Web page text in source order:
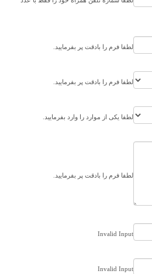
لطفا فرم را بادقت پر بفرمایید.
لطفا فرم را بادقت پر بفرمایید.
لطفا یکی از موارد را وارد بفرمایید.
لطفا فرم را بادقت پر بفرمایید.
Invalid Input
Invalid Input